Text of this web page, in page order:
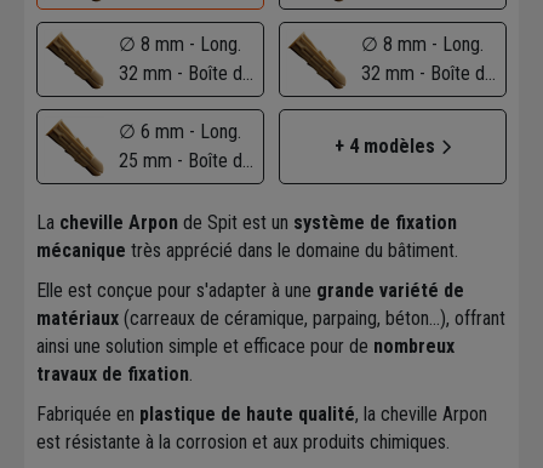
100
1200
∅ 8 mm - Long.
32 mm - Boîte de
350
∅ 8 mm - Long.
32 mm - Boîte de
100
∅ 6 mm - Long.
25 mm - Boîte de
800
+ 4 modèles
La cheville Arpon de Spit est un système de fixation
mécanique très apprécié dans le domaine du bâtiment.
Elle est conçue pour s'adapter à une grande variété de
matériaux (carreaux de céramique, parpaing, béton...), offrant
ainsi une solution simple et efficace pour de nombreux
travaux de fixation
Fabriquée en plastique de haute qualité, la cheville Arpon
est résistante à la corrosion et aux produits chimiques.